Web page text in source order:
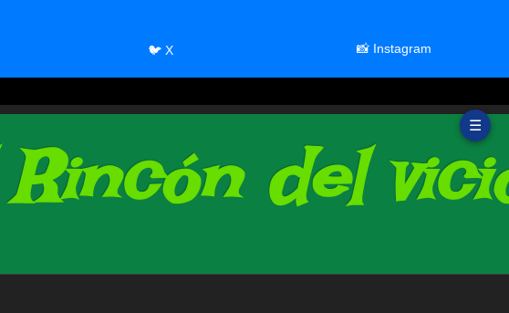
☰
del
🐦 X 📸 Instagram